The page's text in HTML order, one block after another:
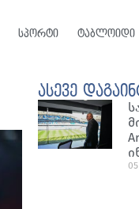
სპორტი ტაბლოიდი
ასევე